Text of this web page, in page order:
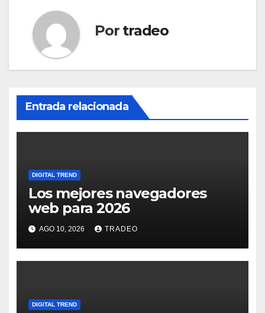
Por tradeo
Entrada relacionada
DIGITAL TREND
Los mejores navegadores
web para 2026
AGO 10, 2026 TRADEO
DIGITAL TREND